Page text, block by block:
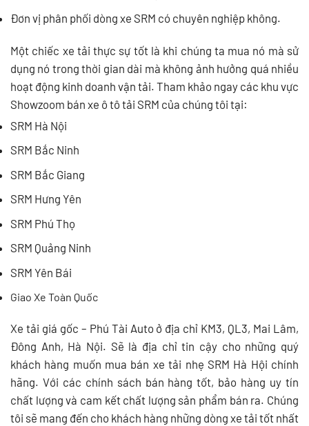
Đơn vị phân phối dòng xe SRM có chuyên nghiệp không.
Một chiếc xe tải thực sự tốt là khi chúng ta mua nó mà sử
dụng nó trong thời gian dài mà không ảnh hưởng quá nhiều
hoạt động kinh doanh vận tải. Tham khảo ngay các khu vực
Showzoom bán xe ô tô tải SRM của chúng tôi tại:
SRM Hà Nội
SRM Bắc Ninh
SRM Bắc Giang
SRM Hưng Yên
SRM Phú Thọ
SRM Quảng Ninh
SRM Yên Bái
Giao Xe Toàn Quốc
Xe tải giá gốc – Phú Tài Auto ở địa chỉ KM3, QL3, Mai Lâm,
Đông Anh, Hà Nội. Sẽ là địa chỉ tin cậy cho những quý
khách hàng muốn mua bán xe tải nhẹ SRM Hà Hội chính
hãng. Với các chính sách bán hàng tốt, bảo hàng uy tín
chất lượng và cam kết chất lượng sản phẩm bán ra. Chúng
tôi sẽ mang đến cho khách hàng những dòng xe tải tốt nhất